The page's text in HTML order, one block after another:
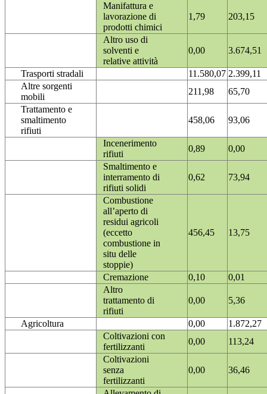
Manifattura e
lavorazione di
prodotti chimici
1,79 203,15
Altro uso di
solventi e
relative attività
0,00 3.674,51
Trasporti stradali 11.580,07 2.399,11
Altre sorgenti
mobili
211,98
65,70
Trattamento e
smaltimento
rifiuti
458,06 93,06
Incenerimento
rifiuti
0,89
0,00
Smaltimento e
interramento di
rifiuti solidi
0,62 73,94
Combustione
all’aperto di
residui agricoli
(eccetto
combustione in
situ delle
stoppie)
456,45 13,75
Cremazione 0,10
0,01
Altro
trattamento di
rifiuti
0,00 5,36
Agricoltura 0,00
1.872,27
Coltivazioni con
fertilizzanti
0,00
113,24
Coltivazioni
senza
fertilizzanti
0,00 36,46